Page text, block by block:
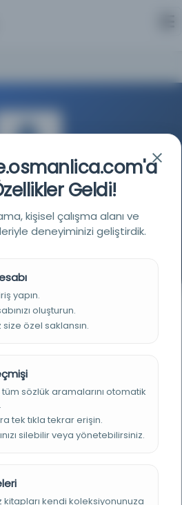
Belediyesi Kütüphaneleri
Kaynağa git
Muhibbi b. Abd el-Gani el-İslamboli
Geldi!
kişisel çalışma alanı ve
deneyiminizi geliştirdik.
yapın.
oluşturun.
özel saklansın.
tüm sözlük aramalarını otomatik
tek tıkla tekrar erişin.
silebilir veya yönetebilirsiniz.
kitapları kendi koleksiyonunuza